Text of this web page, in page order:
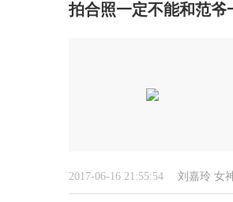
拍合照一定不能和范爷
2017-06-16 21:55:54 刘嘉玲 女